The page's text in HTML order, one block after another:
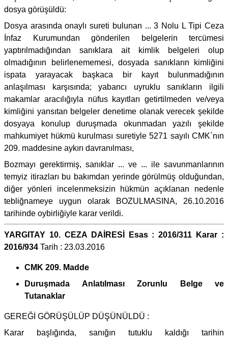
dosya görüşüldü:
Dosya arasında onaylı sureti bulunan ... 3 Nolu L Tipi Ceza
İnfaz Kurumundan gönderilen belgelerin tercümesi
yaptırılmadığından sanıklara ait kimlik belgeleri olup
olmadığının belirlenememesi, dosyada sanıkların kimliğini
ispata yarayacak başkaca bir kayıt bulunmadığının
anlaşılması karşısında; yabancı uyruklu sanıkların ilgili
makamlar aracılığıyla nüfus kayıtları getirtilmeden ve/veya
kimliğini yansıtan belgeler denetime olanak verecek şekilde
dosyaya konulup duruşmada okunmadan yazılı şekilde
mahkumiyet hükmü kurulması suretiyle 5271 sayılı CMK`nın
209. maddesine aykırı davranılması,
Bozmayı gerektirmiş, sanıklar ... ve ... ile savunmanlarının
temyiz itirazları bu bakımdan yerinde görülmüş olduğundan,
diğer yönleri incelenmeksizin hükmün açıklanan nedenle
tebliğnameye uygun olarak BOZULMASINA, 26.10.2016
tarihinde oybirliğiyle karar verildi.
YARGITAY 10. CEZA DAİRESİ Esas : 2016/311 Karar :
2016/934 Tarih : 23.03.2016
CMK 209. Madde
Duruşmada Anlatılması Zorunlu Belge ve
Tutanaklar
GEREĞİ GÖRÜŞÜLÜP DÜŞÜNÜLDÜ :
Karar başlığında, sanığın tutuklu kaldığı tarihin